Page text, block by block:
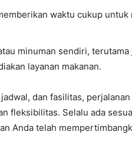
waktu cukup
minuman sendiri,
layanan makanan.
dan fasilitas,
fleksibilitas. Selalu ada
Anda telah